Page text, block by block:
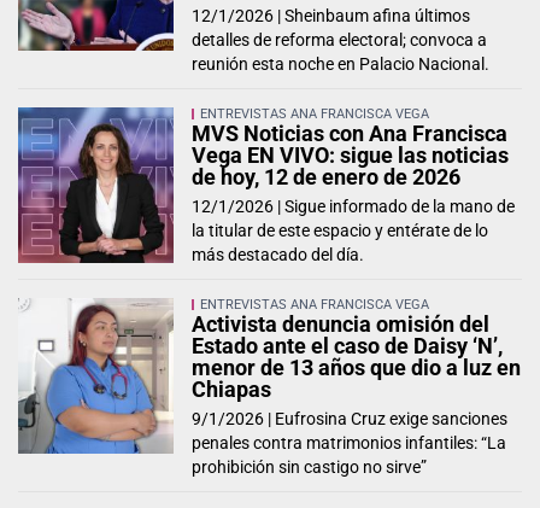
12/1/2026 |Sheinbaum afina últimos
detalles de reforma electoral; convoca a
reunión esta noche en Palacio Nacional.
ENTREVISTAS ANA FRANCISCA VEGA
MVS Noticias con Ana Francisca
Vega EN VIVO: sigue las noticias
de hoy, 12 de enero de 2026
12/1/2026 |Sigue informado de la mano de
la titular de este espacio y entérate de lo
más destacado del día.
ENTREVISTAS ANA FRANCISCA VEGA
Activista denuncia omisión del
Estado ante el caso de Daisy ‘N’,
menor de 13 años que dio a luz en
Chiapas
9/1/2026 | Eufrosina Cruz exige sanciones
penales contra matrimonios infantiles: “La
prohibición sin castigo no sirve”